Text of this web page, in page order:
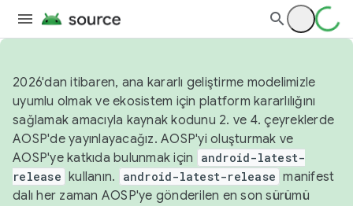
2026'dan itibaren, ana kararlı geliştirme modelimizle
uyumlu olmak ve ekosistem için platform kararlılığını
sağlamak amacıyla kaynak kodunu 2. ve 4. çeyreklerde
AOSP'de yayınlayacağız. AOSP'yi oluşturmak ve
AOSP'ye katkıda bulunmak için
android-latest-
release kullanın. android-latest-release manifest
dalı her zaman AOSP'ye gönderilen en son sürümü